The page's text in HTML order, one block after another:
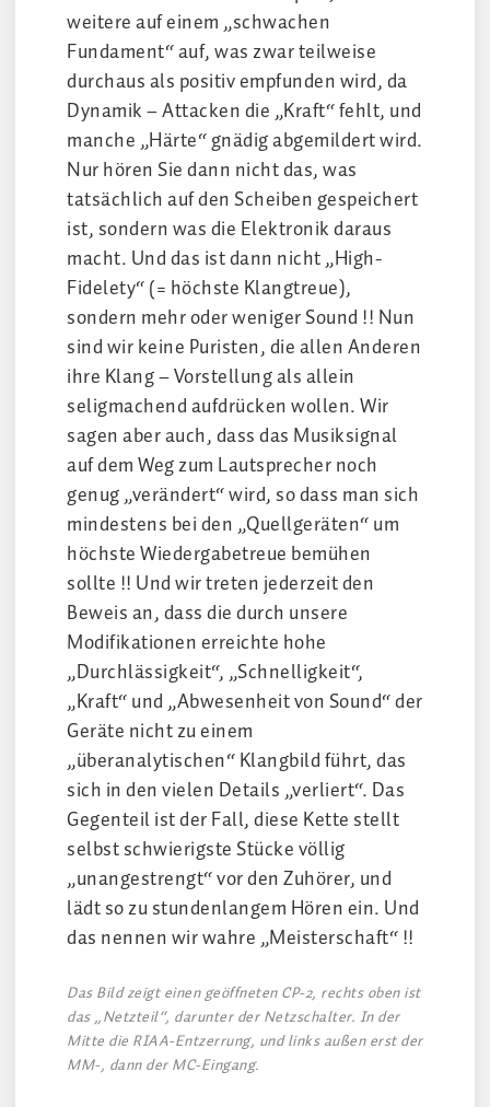
weitere auf einem „schwachen
Fundament“ auf, was zwar teilweise
durchaus als positiv empfunden wird, da
Dynamik – Attacken die „Kraft“ fehlt, und
manche „Härte“ gnädig abgemildert wird.
Nur hören Sie dann nicht das, was
tatsächlich auf den Scheiben gespeichert
ist, sondern was die Elektronik daraus
macht. Und das ist dann nicht „High-
Fidelety“ (= höchste Klangtreue),
sondern mehr oder weniger Sound !! Nun
sind wir keine Puristen, die allen Anderen
ihre Klang – Vorstellung als allein
seligmachend aufdrücken wollen. Wir
sagen aber auch, dass das Musiksignal
auf dem Weg zum Lautsprecher noch
genug „verändert“ wird, so dass man sich
mindestens bei den „Quellgeräten“ um
höchste Wiedergabetreue bemühen
sollte !! Und wir treten jederzeit den
Beweis an, dass die durch unsere
Modifikationen erreichte hohe
„Durchlässigkeit“, „Schnelligkeit“,
„Kraft“ und „Abwesenheit von Sound“ der
Geräte nicht zu einem
„überanalytischen“ Klangbild führt, das
sich in den vielen Details „verliert“. Das
Gegenteil ist der Fall, diese Kette stellt
selbst schwierigste Stücke völlig
„unangestrengt“ vor den Zuhörer, und
lädt so zu stundenlangem Hören ein. Und
das nennen wir wahre „Meisterschaft“ !!
Das Bild zeigt einen geöffneten CP-2, rechts oben ist
das „Netzteil“, darunter der Netzschalter. In der
Mitte die RIAA-Entzerrung, und links außen erst der
MM-, dann der MC-Eingang.